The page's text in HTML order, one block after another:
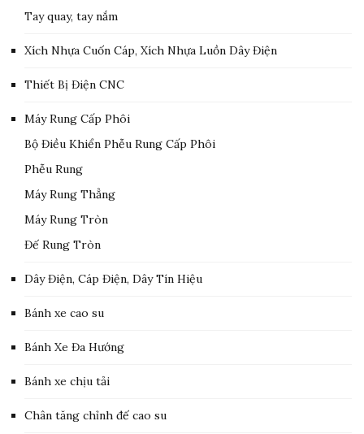
Tay quay, tay nắm
Xích Nhựa Cuốn Cáp, Xích Nhựa Luồn Dây Điện
Thiết Bị Điện CNC
Máy Rung Cấp Phôi
Bộ Điều Khiển Phễu Rung Cấp Phôi
Phễu Rung
Máy Rung Thẳng
Máy Rung Tròn
Đế Rung Tròn
Dây Điện, Cáp Điện, Dây Tín Hiệu
Bánh xe cao su
Bánh Xe Đa Hướng
Bánh xe chịu tải
Chân tăng chỉnh đế cao su